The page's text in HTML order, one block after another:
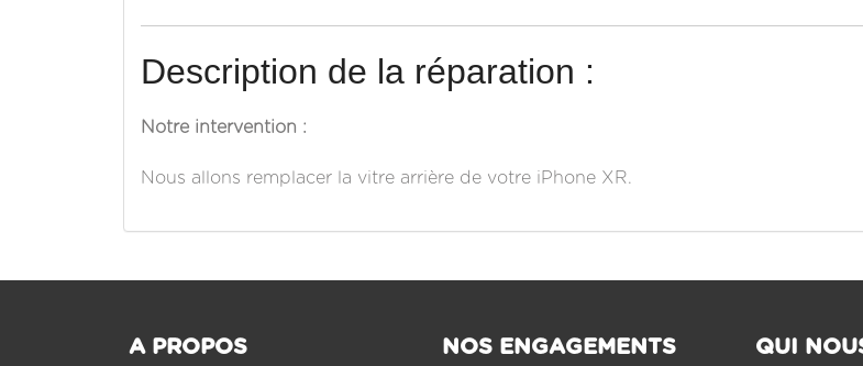
Description de la réparation :
Notre intervention :
Nous allons remplacer la vitre arrière de votre iPhone XR.
A PROPOS NOS ENGAGEMENTS QUI